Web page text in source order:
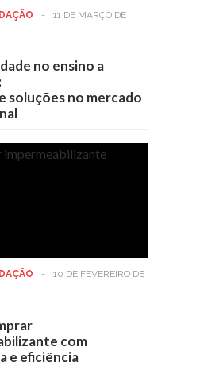
-
11 DE MARÇO DE
no ensino a
soluções no mercado
-
10 DE FEVEREIRO DE
com
e eficiência